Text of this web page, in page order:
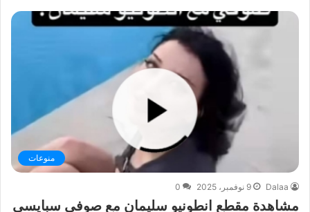
منوعات
Dalaa 9 نوفمبر، 2025 0
مشاهدة مقطع انطونيو سليمان مع صوفي سبايسي